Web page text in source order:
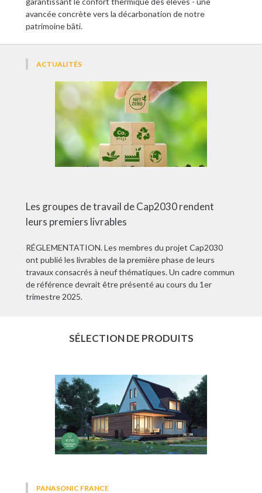
avancée concrète vers la décarbonation de notre
patrimoine bâti.
ACTUALITÉS
Les groupes de travail de Cap2030 rendent
leurs premiers livrables
RÉGLEMENTATION. Les membres du projet Cap2030
ont publié les livrables de la première phase de leurs
travaux consacrés à neuf thématiques. Un cadre commun
de référence devrait être présenté au cours du 1er
trimestre 2025.
SÉLECTION DE PRODUITS
PANASONIC FRANCE